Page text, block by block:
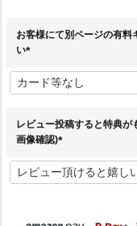
お客様にて別ページの有料
い
必
須
レビュー投稿すると特典
画像確認)
必
須